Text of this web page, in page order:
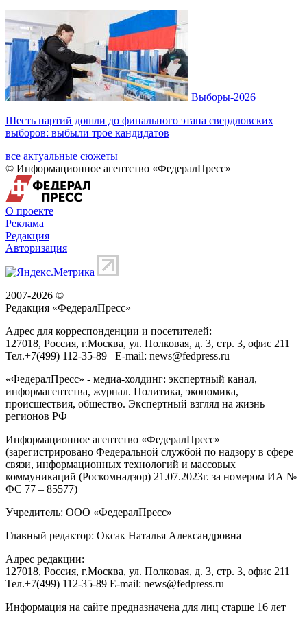
Выборы-2026
Шесть партий дошли до финального этапа свердловских
выборов: выбыли трое кандидатов
все актуальные сюжеты
© Информационное агентство «ФедералПресс»
О проекте
Реклама
Редакция
Авторизация
2007-2026 ©
Редакция «ФедералПресс»
Адрес для корреспонденции и посетителей:
127018, Россия, г.Москва, ул. Полковая, д. 3, стр. 3, офис 211
Тел.+7(499) 112-35-89 E-mail: news@fedpress.ru
«ФедералПресс» - медиа-холдинг: экспертный канал,
информагентства, журнал. Политика, экономика,
происшествия, общество. Экспертный взгляд на жизнь
регионов РФ
Информационное агентство «ФедералПресс»
(зарегистрировано Федеральной службой по надзору в сфере
связи, информационных технологий и массовых
коммуникаций (Роскомнадзор) 21.07.2023г. за номером ИА №
ФС 77 – 85577)
Учредитель: ООО «ФедералПресс»
Главный редактор: Оксак Наталья Александровна
Адрес редакции:
127018, Россия, г.Москва, ул. Полковая, д. 3, стр. 3, офис 211
Тел.+7(499) 112-35-89 E-mail: news@fedpress.ru
Информация на сайте предназначена для лиц старше 16 лет